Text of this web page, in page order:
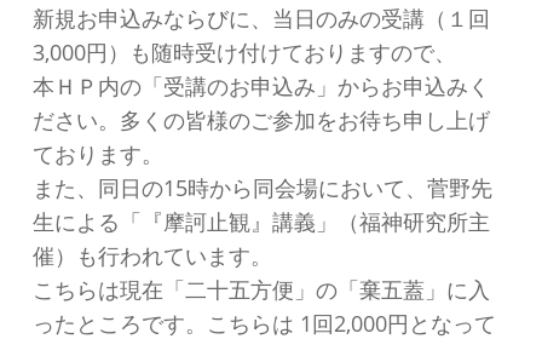
新規お申込みならびに、当日のみの受講（１回
3,000円）も随時受け付けておりますので、
本ＨＰ内の「受講のお申込み」からお申込みく
ださい。多くの皆様のご参加をお待ち申し上げ
ております。
また、同日の15時から同会場において、菅野先
生による「『摩訶止観』講義」（福神研究所主
催）も行われています。
こちらは現在「二十五方便」の「棄五蓋」に入
ったところです。こちらは 1回2,000円となって